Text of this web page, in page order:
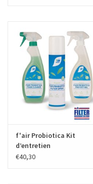
f'air Probiotica Kit
d’entretien
€40,30